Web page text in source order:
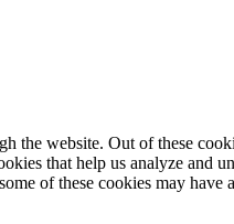
website. Out of these
that help us analyze
of these cookies may